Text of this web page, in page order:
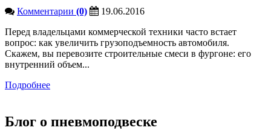
Комментарии (0)
19.06.2016
Перед владельцами коммерческой техники часто встает
вопрос: как увеличить грузоподъемность автомобиля.
Скажем, вы перевозите строительные смеси в фургоне: его
внутренний объем...
Подробнее
Блог о пневмоподвеске